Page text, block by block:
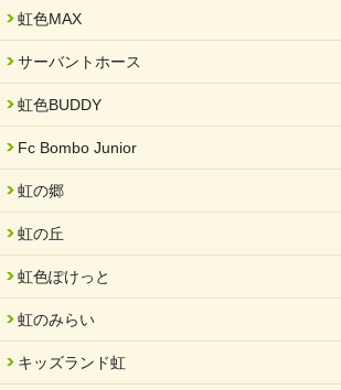
就労継続支援B型「エコボール」事業を始め
2024/09/10
2024/08/26
2024/08/01
夏休み学習支援・可茂自悠学舎
2024/07/03
中部学院大学「現代福祉マネジメント」ゲス
2024/04/17
SDGs発表会・研修会
2024/04/05
虹色MAX
サーバントホース
虹色BUDDY
Fc Bombo Junior
虹の郷
虹の丘
虹色ぽけっと
虹のみらい
キッズランド虹